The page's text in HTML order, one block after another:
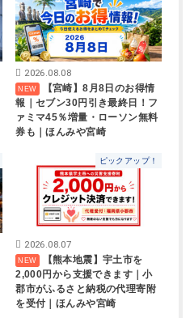
2026.08.08
【宮崎】8月8日のお得情
報｜セブン30円引き最終日！フ
ァミマ45％増量・ローソン無料
券も｜ほんみや宮崎
ピックアップ！
2026.08.07
【熊本地震】宇土市を
2,000円から支援できます｜小
郡市がふるさと納税の代理寄附
を受付｜ほんみや宮崎